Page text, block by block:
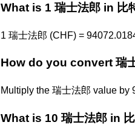
What is 1 瑞士法郎 in 比
1 瑞士法郎 (CHF) =
How do you convert 瑞
Multiply the 瑞士法郎 value
What is 10 瑞士法郎 in